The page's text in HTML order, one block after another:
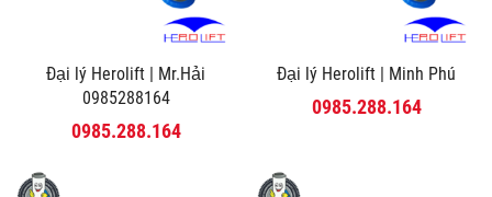
Đại lý Herolift | Mr.Hải
0985288164
0985.288.164
Đại lý Herolift | Minh Phú
0985.288.164